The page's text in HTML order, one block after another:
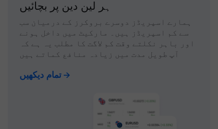
ہر لین دین پر بچائیں
ہمارے اسپریڈز دوسرے بروکرز کے درمیان سب
سے کم اسپریڈز ہیں۔ مارکیٹ میں داخل ہونے
اور باہر نکلتے وقت کم لاگت کا مطلب یہ ہے کہ
آپ طویل مدت میں زیادہ منافع کماتے ہیں
تمام دیکھیں